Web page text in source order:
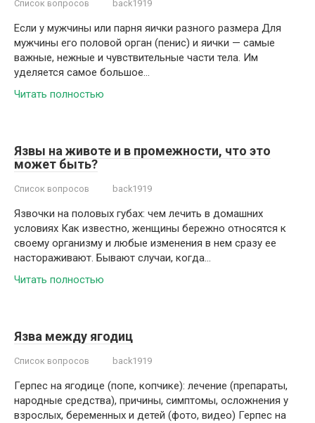
Список вопросов back1919
Если у мужчины или парня яички разного размера Для
мужчины его половой орган (пенис) и яички — самые
важные, нежные и чувствительные части тела. Им
уделяется самое большое…
Читать полностью
Язвы на животе и в промежности, что это
может быть?
Список вопросов back1919
Язвочки на половых губах: чем лечить в домашних
условиях Как известно, женщины бережно относятся к
своему организму и любые изменения в нем сразу ее
настораживают. Бывают случаи, когда…
Читать полностью
Язва между ягодиц
Список вопросов back1919
Герпес на ягодице (попе, копчике): лечение (препараты,
народные средства), причины, симптомы, осложнения у
взрослых, беременных и детей (фото, видео) Герпес на